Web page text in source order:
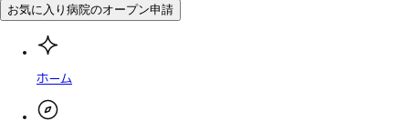
お気に入り病院のオープン申請
ホーム